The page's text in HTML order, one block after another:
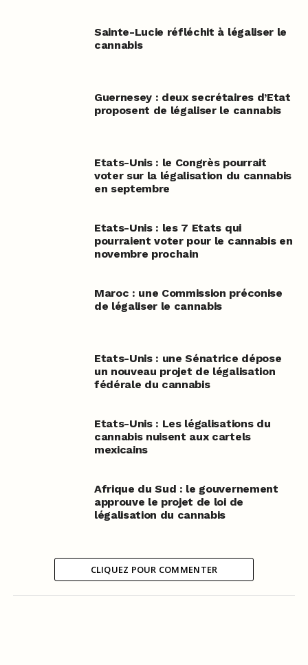
Sainte-Lucie réfléchit à légaliser le
cannabis
Guernesey : deux secrétaires d’Etat
proposent de légaliser le cannabis
Etats-Unis : le Congrès pourrait
voter sur la légalisation du cannabis
en septembre
Etats-Unis : les 7 Etats qui
pourraient voter pour le cannabis en
novembre prochain
Maroc : une Commission préconise
de légaliser le cannabis
Etats-Unis : une Sénatrice dépose
un nouveau projet de légalisation
fédérale du cannabis
Etats-Unis : Les légalisations du
cannabis nuisent aux cartels
mexicains
Afrique du Sud : le gouvernement
approuve le projet de loi de
légalisation du cannabis
CLIQUEZ POUR COMMENTER